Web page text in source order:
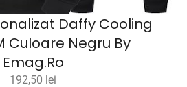
Daffy Cooling
Culoare Negru By
Emag.ro
192,50 lei